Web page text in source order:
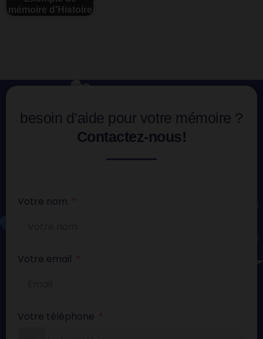
mémoire d'Histoire
besoin d’aide pour votre mémoire ?
Contactez-nous!
Votre nom
Votre email
Votre téléphone